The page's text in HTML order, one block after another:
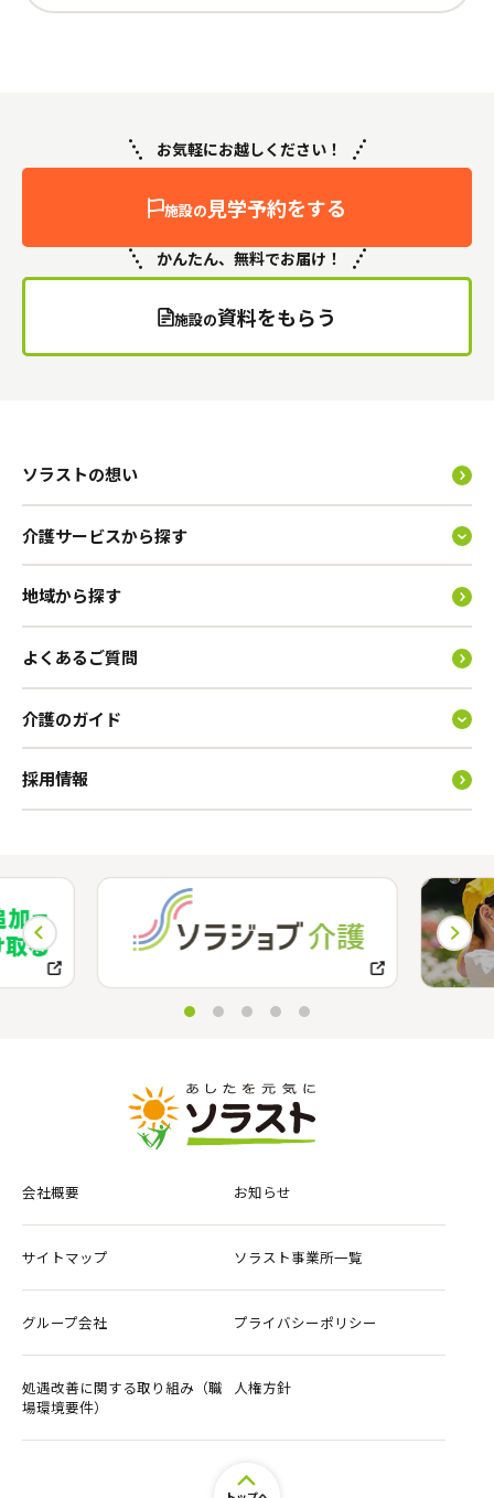
かんたん、無料でお届け！
施設の資料をもらう
お気軽にお越しください！
施設の 見学予約をする
ソラストの想い
介護サービスから探す
地域から探す
よくあるご質問
介護のガイド
採用情報
会社概要 お知らせ
サイトマップ ソラスト事業所一覧
グループ会社 プライバシーポリシー
処遇改善に関する取り組み（職
場環境要件）
人権方針